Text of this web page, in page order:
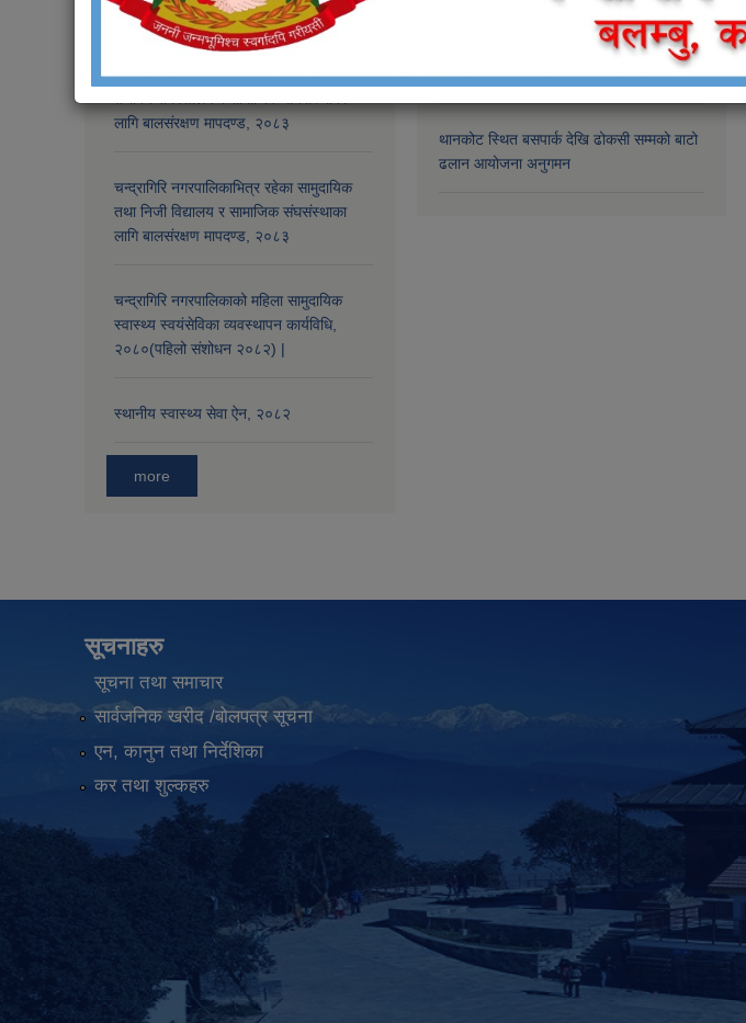
परिक्षाको पाठ्यक्रम, २०८०
चन्द्रागिरि नगरपालिकाभित्र रहेका सामुदायिक
लागि बालसंरक्षण मापदण्ड, २०८३
चन्द्रागिरि नगरपालिकाभित्र रहेका सामुदायिक
तथा निजी विद्यालय र सामाजिक संघसंस्थाका
लागि बालसंरक्षण मापदण्ड, २०८३
चन्द्रागिरि नगरपालिकाको महिला सामुदायिक
स्वास्थ्य स्वयंसेविका व्यवस्थापन कार्यविधि,
२०८०(पहिलो संशोधन २०८२) |
स्थानीय स्वास्थ्य सेवा ऐन, २०८२
more
मच्छेगाउँमा निर्माणाधिन योजनाहरुको अनुगमण
थानकोट स्थित बसपार्क देखि ढोकसी सम्मको बाटो
ढलान आयोजना अनुगमन
सूचनाहरु
सूचना तथा समाचार
सार्वजनिक खरीद /बोलपत्र सूचना
एन, कानुन तथा निर्देशिका
कर तथा शुल्कहरु